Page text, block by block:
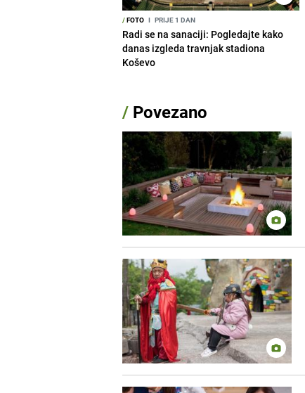
/FOTO I PRIJE 1 DAN
Radi se na sanaciji: Pogledajte kako
danas izgleda travnjak stadiona
Koševo
/ Povezano